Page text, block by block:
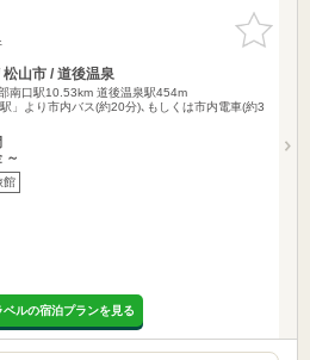
お気に入
りに追加
松山市 / 道後温泉
南口駅10.53km 道後温泉駅454m
」より市内バス(約20分)､もしくは市内電車(約3
～
館
ベルの宿泊プランを見る